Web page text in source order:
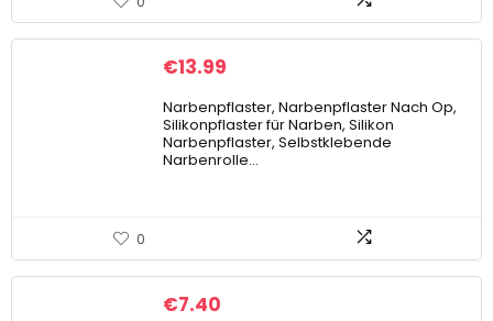
€13.99
Narbenpflaster, Narbenpflaster Nach Op,
Silikonpflaster für Narben, Silikon
Narbenpflaster, Selbstklebende
Narbenrolle…
0
€7.40